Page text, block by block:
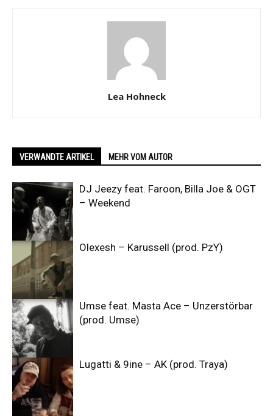
Lea Hohneck
VERWANDTE ARTIKEL MEHR VOM AUTOR
DJ Jeezy feat. Faroon, Billa Joe & OGT
– Weekend
Olexesh – Karussell (prod. PzY)
Umse feat. Masta Ace – Unzerstörbar
(prod. Umse)
Lugatti & 9ine – AK (prod. Traya)